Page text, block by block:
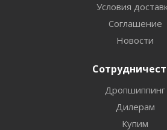
Условия
Соглашение
Новости
Дропшиппинг
Дилерам
Купим